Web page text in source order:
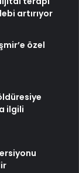
artırıyor
özel
ilgili